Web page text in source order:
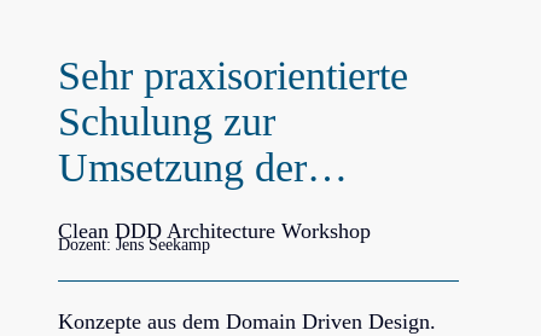
Sehr praxisorientierte
Schulung zur
Umsetzung der…
Clean DDD Architecture Workshop
Dozent: Jens Seekamp
Konzepte aus dem Domain Driven Design.